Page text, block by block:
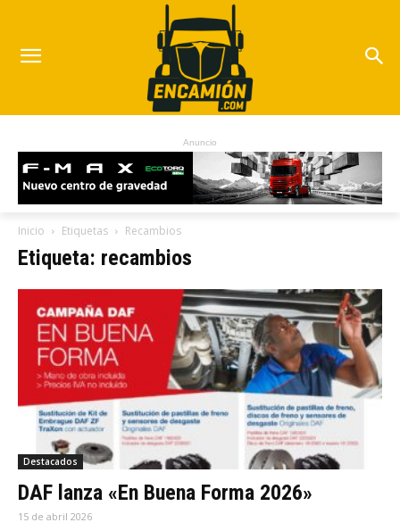
Anuncio
Inicio Etiquetas Recambios
Etiqueta: recambios
Destacados
DAF lanza «En Buena Forma 2026»
15 de abril 2026